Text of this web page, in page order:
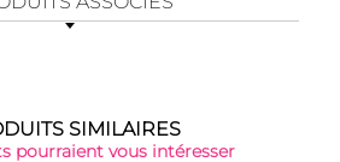
SIMILAIRES
pourraient vous intéresser